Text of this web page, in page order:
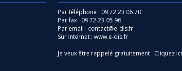
Par téléphone : 09 72 23 06 70
Par fax : 09 72 23 05 96
Par email : contact@e-dis.fr
Sur Internet :www.e-dis.fr
Je veux être rappelé gratuitement : Cliquez ici